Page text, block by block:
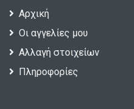
Αρχική
Οι αγγελίες μου
Αλλαγή στοιχείων
Πληροφορίες